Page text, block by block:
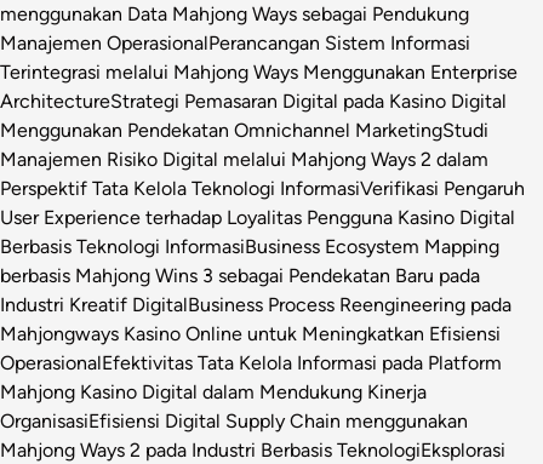
menggunakan Data Mahjong Ways sebagai Pendukung
Manajemen OperasionalPerancangan Sistem Informasi
Terintegrasi melalui Mahjong Ways Menggunakan Enterprise
ArchitectureStrategi Pemasaran Digital pada Kasino Digital
Menggunakan Pendekatan Omnichannel MarketingStudi
Manajemen Risiko Digital melalui Mahjong Ways 2 dalam
Perspektif Tata Kelola Teknologi InformasiVerifikasi Pengaruh
User Experience terhadap Loyalitas Pengguna Kasino Digital
Berbasis Teknologi InformasiBusiness Ecosystem Mapping
berbasis Mahjong Wins 3 sebagai Pendekatan Baru pada
Industri Kreatif DigitalBusiness Process Reengineering pada
Mahjongways Kasino Online untuk Meningkatkan Efisiensi
OperasionalEfektivitas Tata Kelola Informasi pada Platform
Mahjong Kasino Digital dalam Mendukung Kinerja
OrganisasiEfisiensi Digital Supply Chain menggunakan
Mahjong Ways 2 pada Industri Berbasis TeknologiEksplorasi